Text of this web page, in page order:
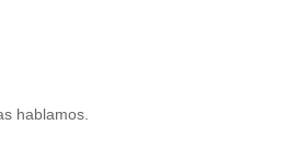
hablamos.